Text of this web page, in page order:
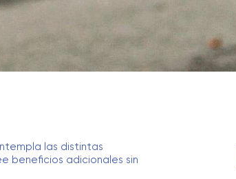
las distintas
beneficios adicionales sin